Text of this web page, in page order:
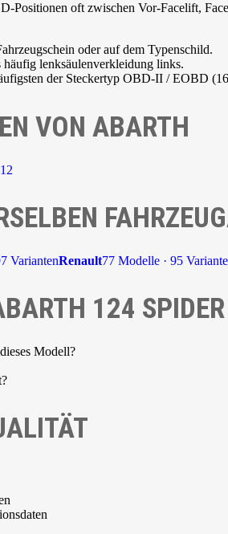
Positionen oft zwischen Vor-Facelift,
oder auf dem Typenschild.
lenksäulenverkleidung links.
der Steckertyp OBD-II / EOBD
VON ABARTH
VariantenRenault77 Modelle · 95
124 SPIDER
Modell?